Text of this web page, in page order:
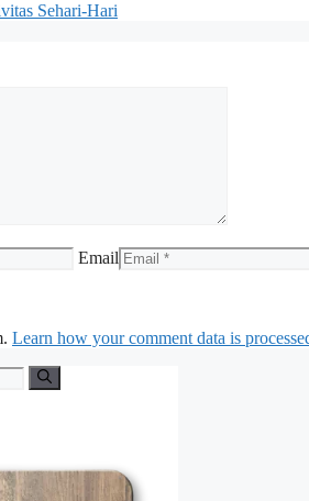
Sehari-Hari
Email
Learn how your comment data is